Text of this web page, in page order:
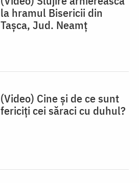
la hramul Bisericii din
Tașca, Jud. Neamț
(Video) Cine și de ce sunt
fericiți cei săraci cu duhul?